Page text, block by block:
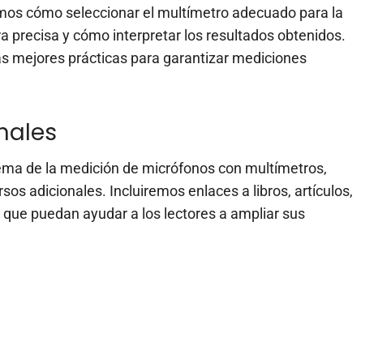
cómo seleccionar el multímetro adecuado para la
precisa y cómo interpretar los resultados obtenidos.
mejores prácticas para garantizar mediciones
de la medición de micrófonos con multímetros,
adicionales. Incluiremos enlaces a libros, artículos,
puedan ayudar a los lectores a ampliar sus